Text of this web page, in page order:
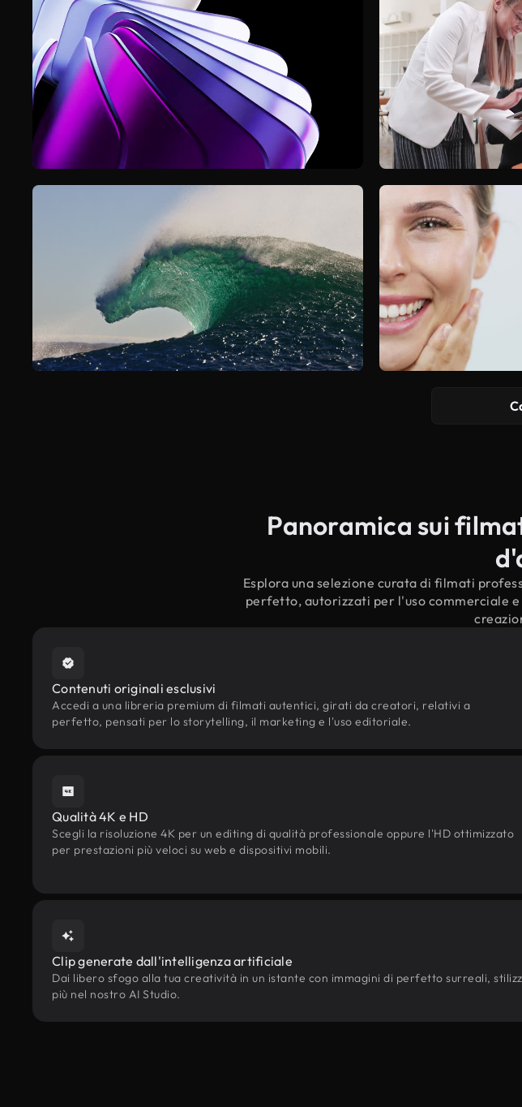
Panoramica sui
Esplora una selezione curata di filmati
perfetto, autorizzati per l'uso commerciale
Contenuti originali esclusivi
Accedi a una libreria premium di filmati autentici, girati da creatori, relativi a
perfetto, pensati per lo storytelling, il marketing e l'uso editoriale.
Qualità 4K e HD
Scegli la risoluzione 4K per un editing di qualità professionale oppure l'HD ottimizzato
per prestazioni più veloci su web e dispositivi mobili.
Clip generate dall'intelligenza artificiale
Dai libero sfogo alla tua creatività in un istante con immagini di perfetto surreali,
più nel nostro AI Studio.